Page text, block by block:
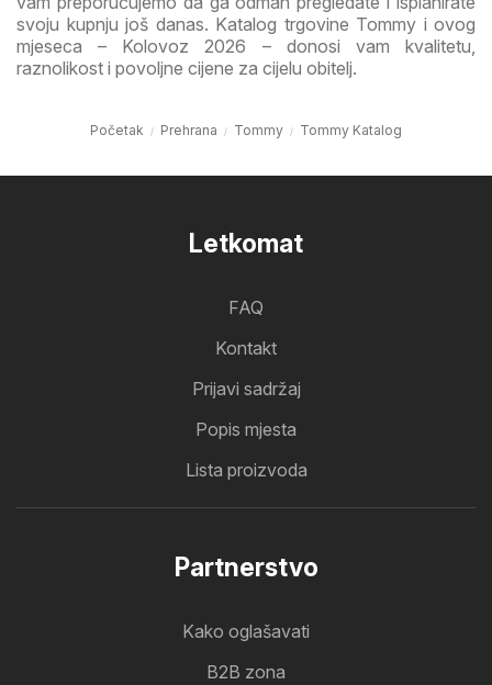
svoju kupnju još danas. Katalog trgovine Tommy i ovog
mjeseca – Kolovoz 2026 – donosi vam kvalitetu,
raznolikost i povoljne cijene za cijelu obitelj.
Početak Prehrana Tommy Tommy Katalog
Letkomat
FAQ
Kontakt
Prijavi sadržaj
Popis mjesta
Lista proizvoda
Partnerstvo
Kako oglašavati
B2B zona